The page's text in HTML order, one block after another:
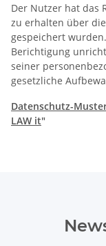
Der Nutzer hat das
zu erhalten über
gespeichert
Berichtigung
seiner
gesetzliche
Datenschutz-
LAW it"